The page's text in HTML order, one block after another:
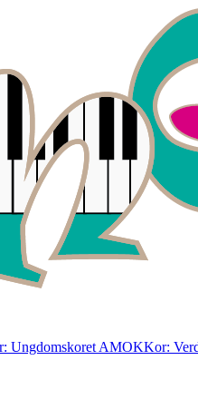
Ungdomskoret AMOKKor: